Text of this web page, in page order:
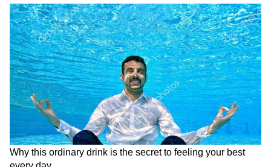
पिता का सम्मान और सेवा सबसे पहले होनी चाहिए।
DOWNLOAD APP
धार्मिक परंपराओं, मंदिरों, त्योहारों, यात्रा स्थलों और
आध्यात्मिक ज्ञान से जुड़ी खबरें पढ़ें। पूजा पद्धति, पौराणिक
कथाएं और व्रत-त्योहार अपडेट्स के लिएReligion
News in Hindi सेक्शन देखें — आस्था और संस्कृति पर
सटीक और प्रेरक जानकारी।